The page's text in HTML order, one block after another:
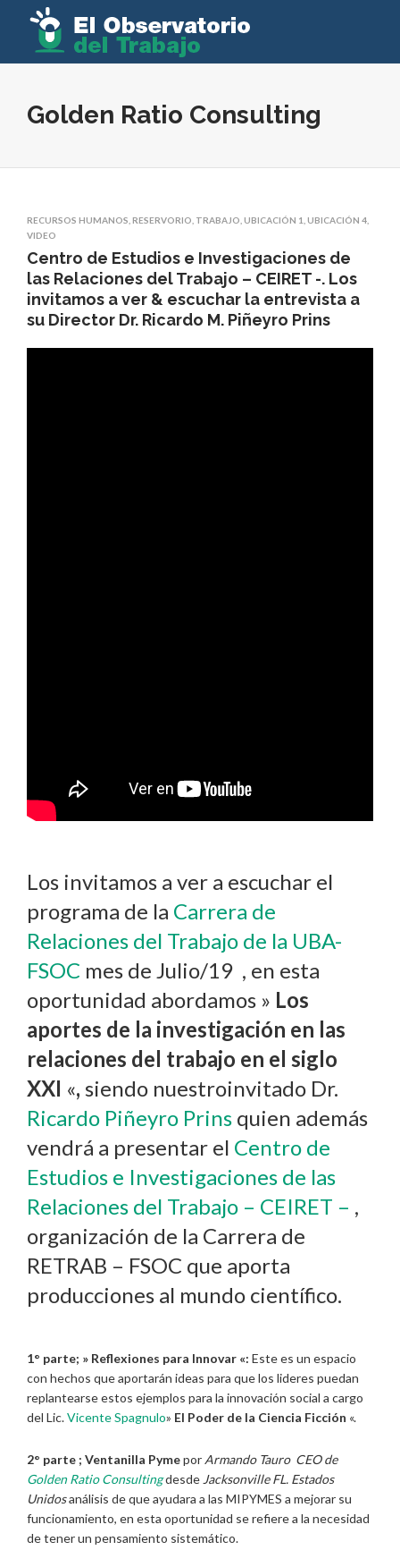
Golden Ratio Consulting
RECURSOS HUMANOS RESERVORIO TRABAJO UBICACIÓN 1 UBICACIÓN 4
VIDEO
Centro de Estudios e Investigaciones de
las Relaciones del Trabajo – CEIRET -. Los
invitamos a ver & escuchar la entrevista a
su Director Dr. Ricardo M. Piñeyro Prins
Los invitamos a ver a escuchar el
programa de la Carrera de
Relaciones del Trabajo de la UBA-
FSOC mes de Julio/19 , en esta
oportunidad abordamos » Los
aportes de la investigación en las
relaciones del trabajo en el siglo
XXI «, siendo nuestroinvitado Dr.
Ricardo Piñeyro Prins quien además
vendrá a presentar el Centro de
Estudios e Investigaciones de las
Relaciones del Trabajo – CEIRET – ,
organización de la Carrera de
RETRAB – FSOC que aporta
producciones al mundo científico.
1° parte; » Reflexiones para Innovar «: Este es un espacio
con hechos que aportarán ideas para que los lideres puedan
replantearse estos ejemplos para la innovación social a cargo
del Lic.Vicente Spagnulo» El Poder de la Ciencia Ficción «.
2° parte ; Ventanilla Pymepor Armando Tauro CEO de
Golden Ratio Consultingdesde Jacksonville FL. Estados
Unidosanálisis de que ayudara a las MIPYMES a mejorar su
funcionamiento, en esta oportunidad se refiere a la necesidad
de tener un pensamiento sistemático.